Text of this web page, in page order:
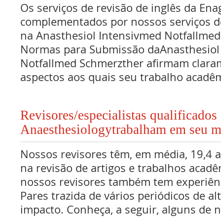
Os serviços de revisão de inglês da
complementados por nossos serviços
na Anasthesiol Intensivmed
Normas para Submissão
Notfallmed Schmerzther afirmam
aspectos aos quais seu trabalho
Revisores/especialistas qualificados
Anaesthesiologytrabalham em seu
Nossos revisores têm, em média, 19,4
na revisão de artigos e trabalhos
nossos revisores também tem
Pares trazida de vários periódicos de
impacto. Conheça, a seguir, alguns de